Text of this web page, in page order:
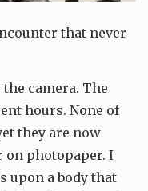
that never
camera. The
hours. None of
they are now
photopaper. I
upon a body that